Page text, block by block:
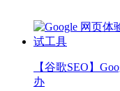
【谷歌SEO】
办